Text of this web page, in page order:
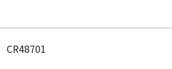
CR48701